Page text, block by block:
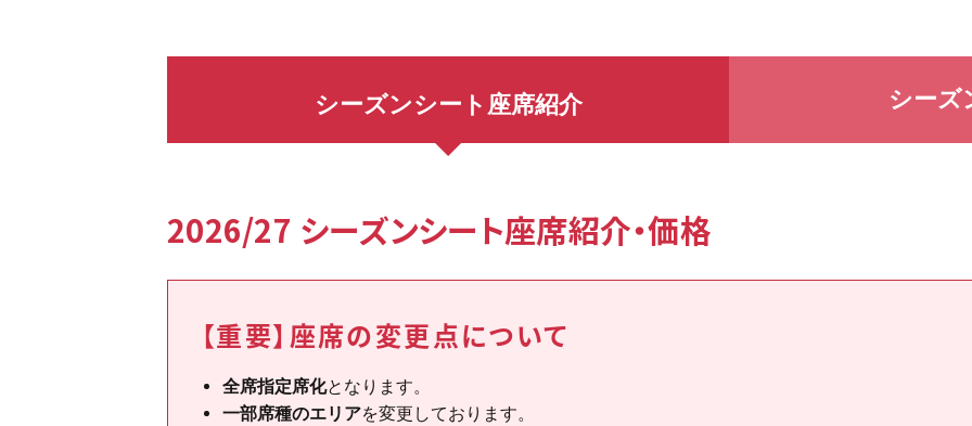
シーズンシート座席紹介 シーズ
2026/27 シーズンシート座席紹介・価格
【重要】座席の変更点について
全席指定席化となります。
一部席種のエリアを変更しております。